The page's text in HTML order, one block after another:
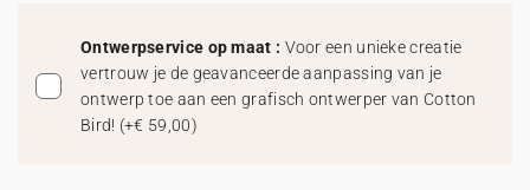
Ontwerpservice op maat : Voor een unieke creatie
vertrouw je de geavanceerde aanpassing van je
ontwerp toe aan een grafisch ontwerper van Cotton
Bird! (+€ 59,00)